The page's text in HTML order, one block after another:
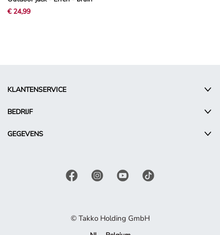
€ 24,99
KLANTENSERVICE
BEDRIJF
GEGEVENS
© Takko Holding GmbH